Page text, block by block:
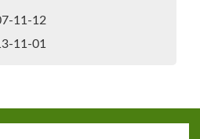
11-12
11-01